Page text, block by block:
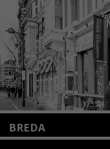
Lees meer
BREDA